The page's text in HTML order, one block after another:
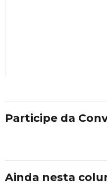
Participe da
Ainda nesta